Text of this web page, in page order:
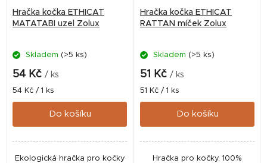
Hračka kočka ETHICAT
MATATABI uzel Zolux
Skladem (>5 ks)
54 Kč / ks
Měrná
cena:
54 Kč / 1 ks
Do košíku
Ekologická hračka pro kočky
Hračka kočka ETHICAT
RATTAN míček Zolux
Skladem (>5 ks)
51 Kč / ks
Měrná
cena:
51 Kč / 1 ks
Do košíku
Hračka pro kočky, 100%